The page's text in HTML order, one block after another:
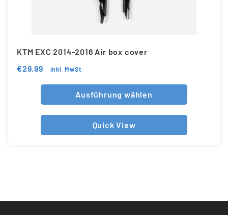
KTM EXC 2014-2016 Air box cover
€29.99 inkl. MwSt.
Ausführung wählen
Quick View